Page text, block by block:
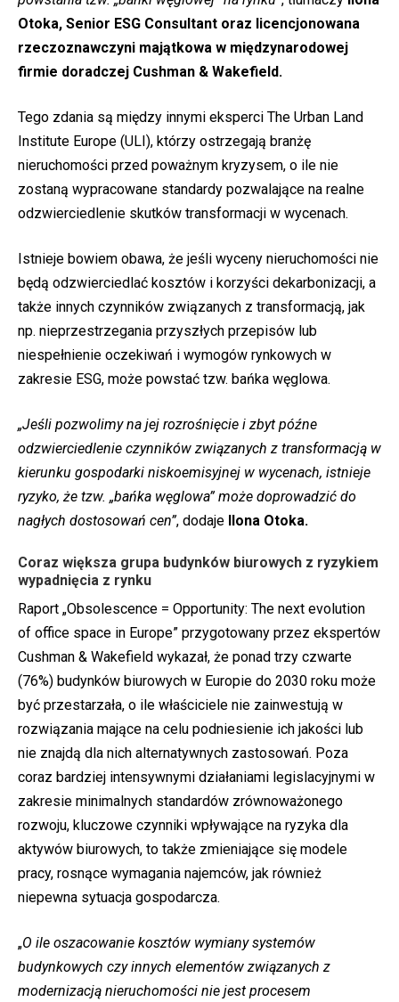
Otoka, Senior ESG Consultant oraz licencjonowana
rzeczoznawczyni majątkowa w międzynarodowej
firmie doradczej Cushman & Wakefield.
Tego zdania są między innymi eksperci The Urban Land
Institute Europe (ULI), którzy ostrzegają branżę
nieruchomości przed poważnym kryzysem, o ile nie
zostaną wypracowane standardy pozwalające na realne
odzwierciedlenie skutków transformacji w wycenach.
Istnieje bowiem obawa, że jeśli wyceny nieruchomości nie
będą odzwierciedlać kosztów i korzyści dekarbonizacji, a
także innych czynników związanych z transformacją, jak
np. nieprzestrzegania przyszłych przepisów lub
niespełnienie oczekiwań i wymogów rynkowych w
zakresie ESG, może powstać tzw. bańka węglowa.
„Jeśli pozwolimy na jej rozrośnięcie i zbyt późne
odzwierciedlenie czynników związanych z transformacją w
kierunku gospodarki niskoemisyjnej w wycenach, istnieje
ryzyko, że tzw. „bańka węglowa” może doprowadzić do
nagłych dostosowań cen”, dodaje Ilona Otoka.
Coraz większa grupa budynków biurowych z ryzykiem
wypadnięcia z rynku
Raport „Obsolescence = Opportunity: The next evolution
of office space in Europe” przygotowany przez ekspertów
Cushman & Wakefield wykazał, że ponad trzy czwarte
(76%) budynków biurowych w Europie do 2030 roku może
być przestarzała, o ile właściciele nie zainwestują w
rozwiązania mające na celu podniesienie ich jakości lub
nie znajdą dla nich alternatywnych zastosowań. Poza
coraz bardziej intensywnymi działaniami legislacyjnymi w
zakresie minimalnych standardów zrównoważonego
rozwoju, kluczowe czynniki wpływające na ryzyka dla
aktywów biurowych, to także zmieniające się modele
pracy, rosnące wymagania najemców, jak również
niepewna sytuacja gospodarcza.
„O ile oszacowanie kosztów wymiany systemów
budynkowych czy innych elementów związanych z
modernizacją nieruchomości nie jest procesem